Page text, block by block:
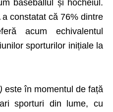
baseballul și hocheiul.
constatat că 76% dintre
acum echivalentul
sporturilor inițiale la
este în momentul de față
sporturi din lume, cu